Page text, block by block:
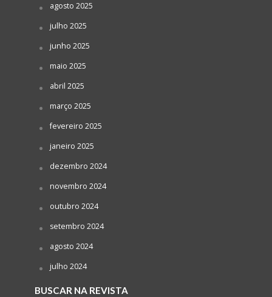
agosto 2025
julho 2025
junho 2025
maio 2025
abril 2025
março 2025
fevereiro 2025
janeiro 2025
dezembro 2024
novembro 2024
outubro 2024
setembro 2024
agosto 2024
julho 2024
BUSCAR NA REVISTA